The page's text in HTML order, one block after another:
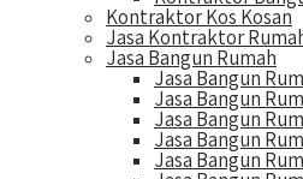
Kontraktor Kos Kosan
Jasa Kontraktor
Jasa Bangun Rumah
Jasa Bangun
Jasa Bangun
Jasa Bangun
Jasa Bangun
Jasa Bangun